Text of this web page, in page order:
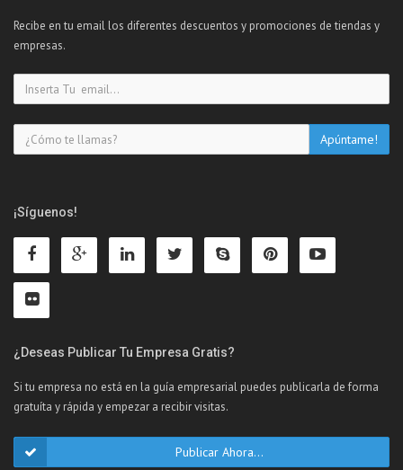
Recibe en tu email los diferentes descuentos y promociones de tiendas y
empresas.
¡Síguenos!
¿Deseas Publicar Tu Empresa Gratis?
Si tu empresa no está en la guía empresarial puedes publicarla de forma
gratuíta y rápida y empezar a recibir visitas.
Publicar Ahora...